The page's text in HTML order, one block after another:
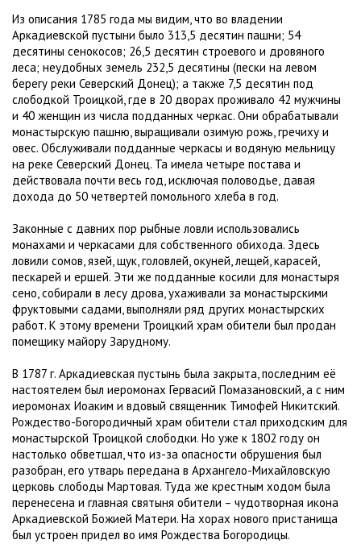
Из описания 1785 года мы видим, что во владении
Аркадиевской пустыни было 313,5 десятин пашни; 54
десятины сенокосов; 26,5 десятин строевого и дровяного
леса; неудобных земель 232,5 десятины (пески на левом
берегу реки Северский Донец); а также 7,5 десятин под
слободкой Троицкой, где в 20 дворах проживало 42 мужчины
и 40 женщин из числа подданных черкас. Они обрабатывали
монастырскую пашню, выращивали озимую рожь, гречиху и
овес. Обслуживали подданные черкасы и водяную мельницу
на реке Северский Донец. Та имела четыре постава и
действовала почти весь год, исключая половодье, давая
дохода до 50 четвертей помольного хлеба в год.
Законные с давних пор рыбные ловли использовались
монахами и черкасами для собственного обихода. Здесь
ловили сомов, язей, щук, головлей, окуней, лещей, карасей,
пескарей и ершей. Эти же подданные косили для монастыря
сено, собирали в лесу дрова, ухаживали за монастырскими
фруктовыми садами, выполняли ряд других монастырских
работ. К этому времени Троицкий храм обители был продан
помещику майору Зарудному.
В 1787 г. Аркадиевская пустынь была закрыта, последним её
настоятелем был иеромонах Гервасий Помазановский, а с ним
иеромонах Иоаким и вдовый священник Тимофей Никитский.
Рождество-Богородичный храм обители стал приходским для
монастырской Троицкой слободки. Но уже к 1802 году он
настолько обветшал, что из-за опасности обрушения был
разобран, его утварь передана в Архангело-Михайловскую
церковь слободы Мартовая. Туда же крестным ходом была
перенесена и главная святыня обители – чудотворная икона
Аркадиевской Божией Матери. На хорах нового пристанища
был устроен придел во имя Рождества Богородицы.